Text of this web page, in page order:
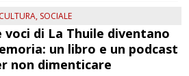
CULTURA, SOCIALE
voci di La Thuile diventano
un libro e un podcast
non dimenticare